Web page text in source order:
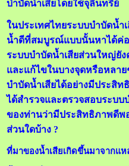
บำบัดน้ำเสียโดยใช้จุลินทรีย์
ในประเทศไทยระบบบำบัดน้ำ
น้ำดีที่สมบูรณ์แบบนั้นหาได้ค่
ระบบบำบัดน้ำเสียส่วนใหญ่ยั
และแก้ไขในบางจุดหรือหลา
บำบัดน้ำเสียได้อย่างมีประสิ
ได้สำรวจและตรวจสอบระบบ
ของท่านว่ามีประสิทธิภาพดีพ
ส่วนใดบ้าง ?
ที่มาของน้ำเสียเกิดขึ้นมาจากแห